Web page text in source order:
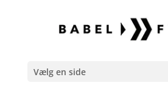
Vælg en side